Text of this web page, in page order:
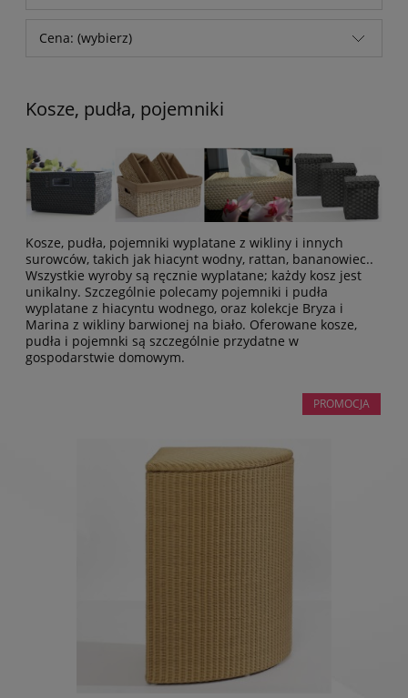
Cena: (wybierz)
Kosze, pudła, pojemniki
Kosze, pudła, pojemniki wyplatane z wikliny i innych
surowców, takich jak hiacynt wodny, rattan, bananowiec..
Wszystkie wyroby są ręcznie wyplatane; każdy kosz jest
unikalny. Szczególnie polecamy pojemniki i pudła
wyplatane z hiacyntu wodnego, oraz kolekcje Bryza i
Marina z wikliny barwionej na biało. Oferowane kosze,
pudła i pojemnki są szczególnie przydatne w
gospodarstwie domowym.
PROMOCJA